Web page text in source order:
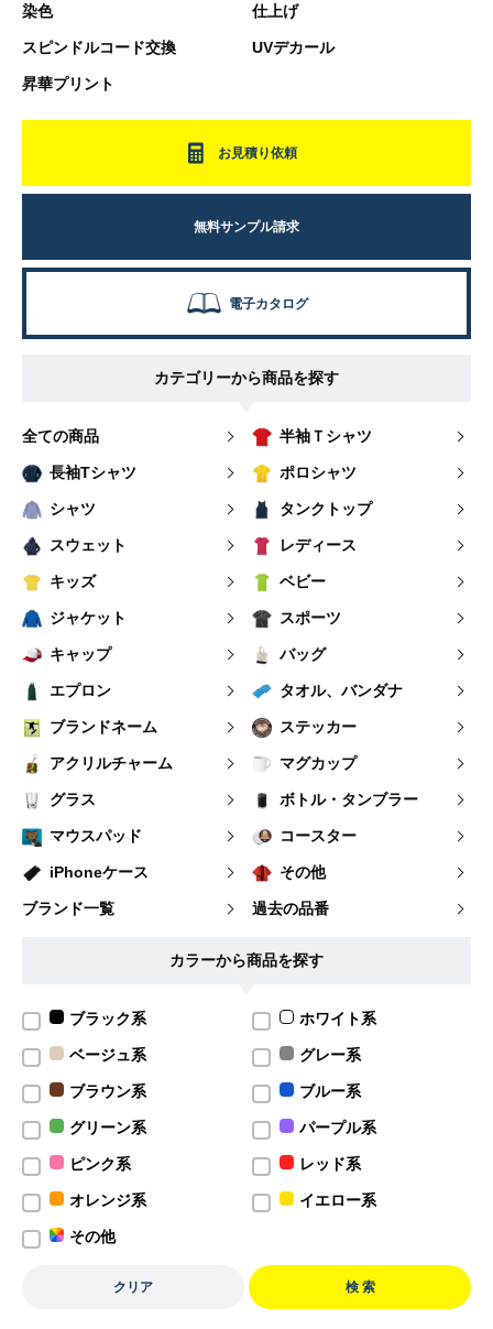
染色 仕上げ
スピンドルコード交換 UVデカール
昇華プリント
お見積り依頼
無料サンプル請求
電子カタログ
カテゴリーから商品を探す
全ての商品 半袖Ｔシャツ
長袖Tシャツ ポロシャツ
シャツ タンクトップ
スウェット レディース
キッズ ベビー
ジャケット スポーツ
キャップ バッグ
エプロン タオル、バンダナ
ブランドネーム ステッカー
アクリルチャーム マグカップ
グラス ボトル・タンブラー
マウスパッド コースター
iPhoneケース その他
ブランド一覧 過去の品番
カラーから商品を探す
ブラック系 ホワイト系
ベージュ系 グレー系
ブラウン系 ブルー系
グリーン系 パープル系
ピンク系 レッド系
オレンジ系 イエロー系
その他
クリア 検 索